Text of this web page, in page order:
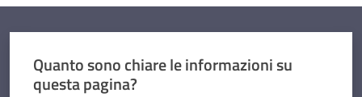
Quanto sono chiare le informazioni su
questa pagina?